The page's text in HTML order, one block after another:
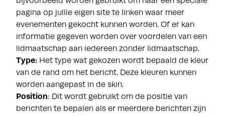
pagina op jullie eigen site te linken waar meer
evenementen gekocht kunnen worden. Of er kan
informatie gegeven worden over voordelen van een
lidmaatschap aan iedereen zonder lidmaatschap.
Type: Het type wat gekozen wordt bepaald de kleur
van de rand om het bericht. Deze kleuren kunnen
worden aangepast in de skin.
Position: Dit wordt gebruikt om de positie van
berichten te bepalen als er meerdere berichten zijn